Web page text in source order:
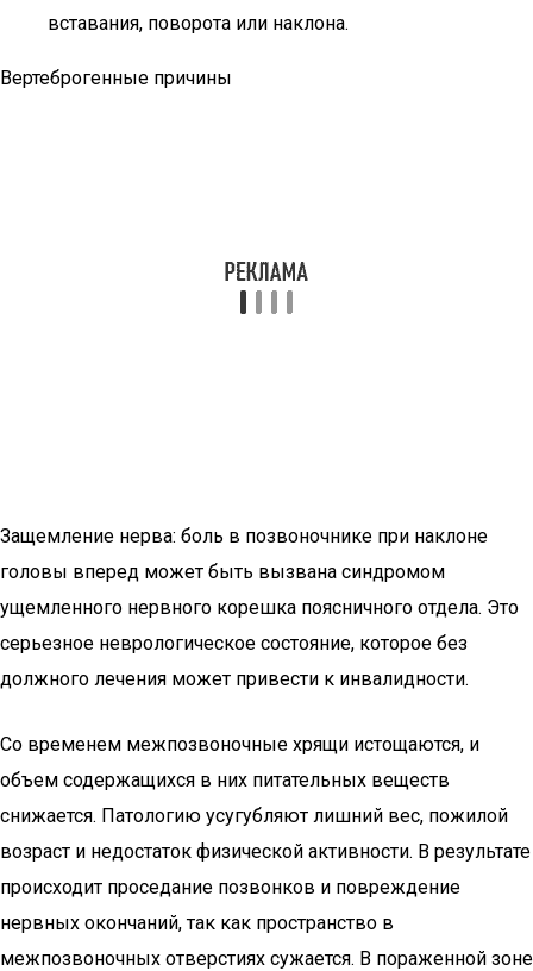
вставания, поворота или наклона.
Вертеброгенные причины
Защемление нерва: боль в позвоночнике при наклоне
головы вперед может быть вызвана синдромом
ущемленного нервного корешка поясничного отдела. Это
серьезное неврологическое состояние, которое без
должного лечения может привести к инвалидности.
Со временем межпозвоночные хрящи истощаются, и
объем содержащихся в них питательных веществ
снижается. Патологию усугубляют лишний вес, пожилой
возраст и недостаток физической активности. В результате
происходит проседание позвонков и повреждение
нервных окончаний, так как пространство в
межпозвоночных отверстиях сужается. В пораженной зоне